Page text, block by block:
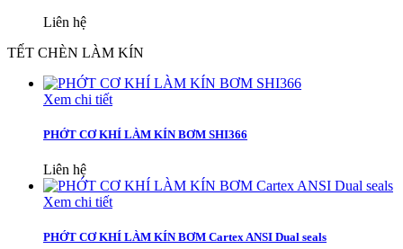
Liên hệ
TẾT CHÈN LÀM KÍN
Xem chi tiết
PHỚT CƠ KHÍ LÀM KÍN BƠM SHI366
Liên hệ
Xem chi tiết
PHỚT CƠ KHÍ LÀM KÍN BƠM Cartex ANSI Dual seals